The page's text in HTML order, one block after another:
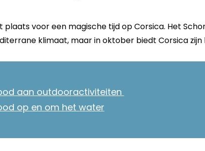
plaats voor een magische tijd op Corsica. Het
klimaat, maar in oktober biedt Corsica
aan outdooractiviteiten
op en om het water